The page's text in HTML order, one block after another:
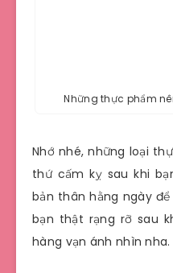
Những thực phẩm
Nhớ nhé, những loại
thứ cấm kỵ sau khi
bản thân hằng ngày
bạn thật rạng rỡ sau
hàng vạn ánh nhìn nha.